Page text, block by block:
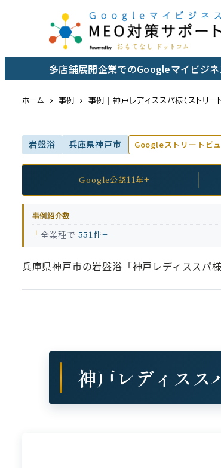
ン
多店舗展開企業でのGoogleマイビジ
ホーム 事例 事例｜神戸レディススパ様（ストリー
岩盤浴 兵庫県神戸市 Googleストリートビ
Google公認11年+
事例紹介数
全業種で 551件+
兵庫県神戸市の岩盤浴「神戸レディススパ
神戸レディスス